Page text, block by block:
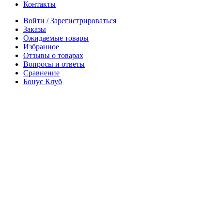
Контакты
Войти / Зарегистрироваться
Заказы
Ожидаемые товары
Избранное
Отзывы о товарах
Вопросы и ответы
Сравнение
Бонус Клуб